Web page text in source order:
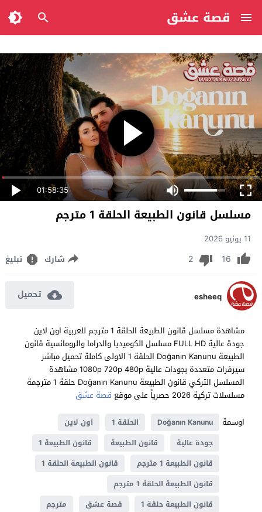
قصة عشق
01:58:35
مسلسل قانون الطبيعة الحلقة 1 مترجم
11 يونيو 2026
16
2 شارك تبليغ
esheeq تحميل
مشاهدة مسلسل قانون الطبيعة الحلقة 1 مترجم للعربية اون لاين
جودة عالية FULL HD مسلسل الكوميديا والدراما والرومانسية قانون
الطبيعة Doğanın Kanunu الحلقة 1 الاولى كاملة تحميل مباشر
سيرفرات متعددة بجودات عالية 1080p 720p 480p مشاهدة
المسلسل التركي قانون الطبيعة Doğanın Kanunu حلقة 1 مترجمة
مسلسلات تركية 2026 حصرياً على موقع
قصة عشق
اوسمة
Doğanın Kanunu الحلقة 1
اون لاين
جودة عالية
قانون الطبيعة
قانون الطبيعة 1
قانون الطبيعة 1 مترجم
قانون الطبيعة الحلقة 1
قانون الطبيعة الحلقة 1 مترجم
قانون الطبيعة حلقة 1
قصة عشق
مترجم